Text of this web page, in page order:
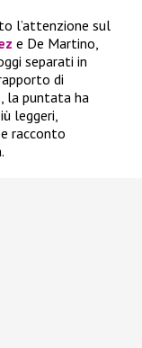
l’attenzione sul
e De Martino,
separati in
di
la puntata ha
leggeri,
racconto